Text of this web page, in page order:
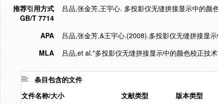
推荐引用方式
GB/T 7714
吕品,张金芳,王宇心. 多投影仪无缝拼接显示中的
APA
吕品,张金芳,&王宇心.(2008).多投影仪无缝拼接显
MLA
吕品,et al."多投影仪无缝拼接显示中的颜色校正技
条目包含的文件
文件名称/大小
文献类型
版本类型